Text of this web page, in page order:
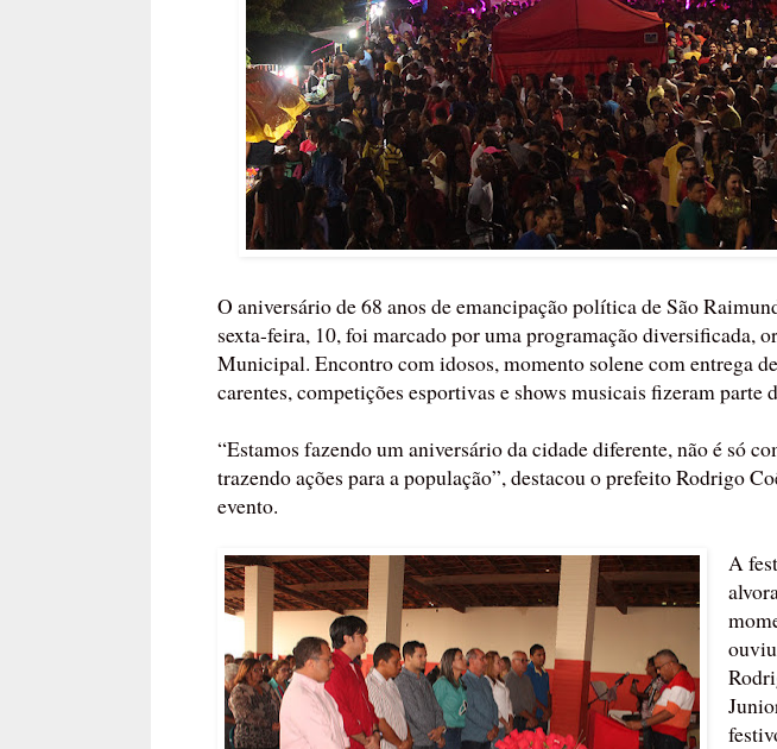
O aniversário de 68 anos de emancipação política de São
sexta-feira, 10, foi marcado por uma programação diversificada,
Municipal. Encontro com idosos, momento solene com entrega
carentes, competições esportivas e shows musicais fizeram parte
“Estamos fazendo um aniversário da cidade diferente, não é só
trazendo ações para a população”, destacou o prefeito Rodrigo
evento.
A